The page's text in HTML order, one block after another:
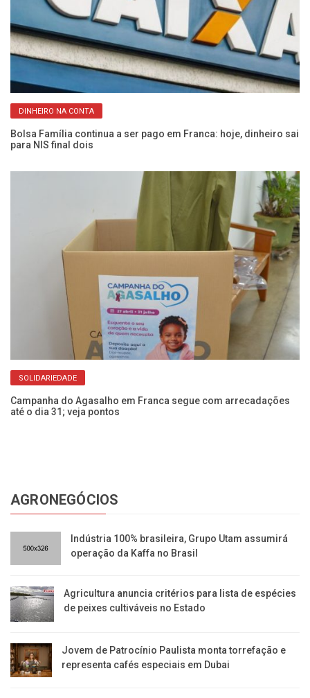
DINHEIRO NA CONTA
Bolsa Família continua a ser pago em Franca: hoje, dinheiro sai
para NIS final dois
SOLIDARIEDADE
Campanha do Agasalho em Franca segue com arrecadações
até o dia 31; veja pontos
AGRONEGÓCIOS
Indústria 100% brasileira, Grupo Utam assumirá
operação da Kaffa no Brasil
Agricultura anuncia critérios para lista de espécies
de peixes cultiváveis no Estado
Jovem de Patrocínio Paulista monta torrefação e
representa cafés especiais em Dubai